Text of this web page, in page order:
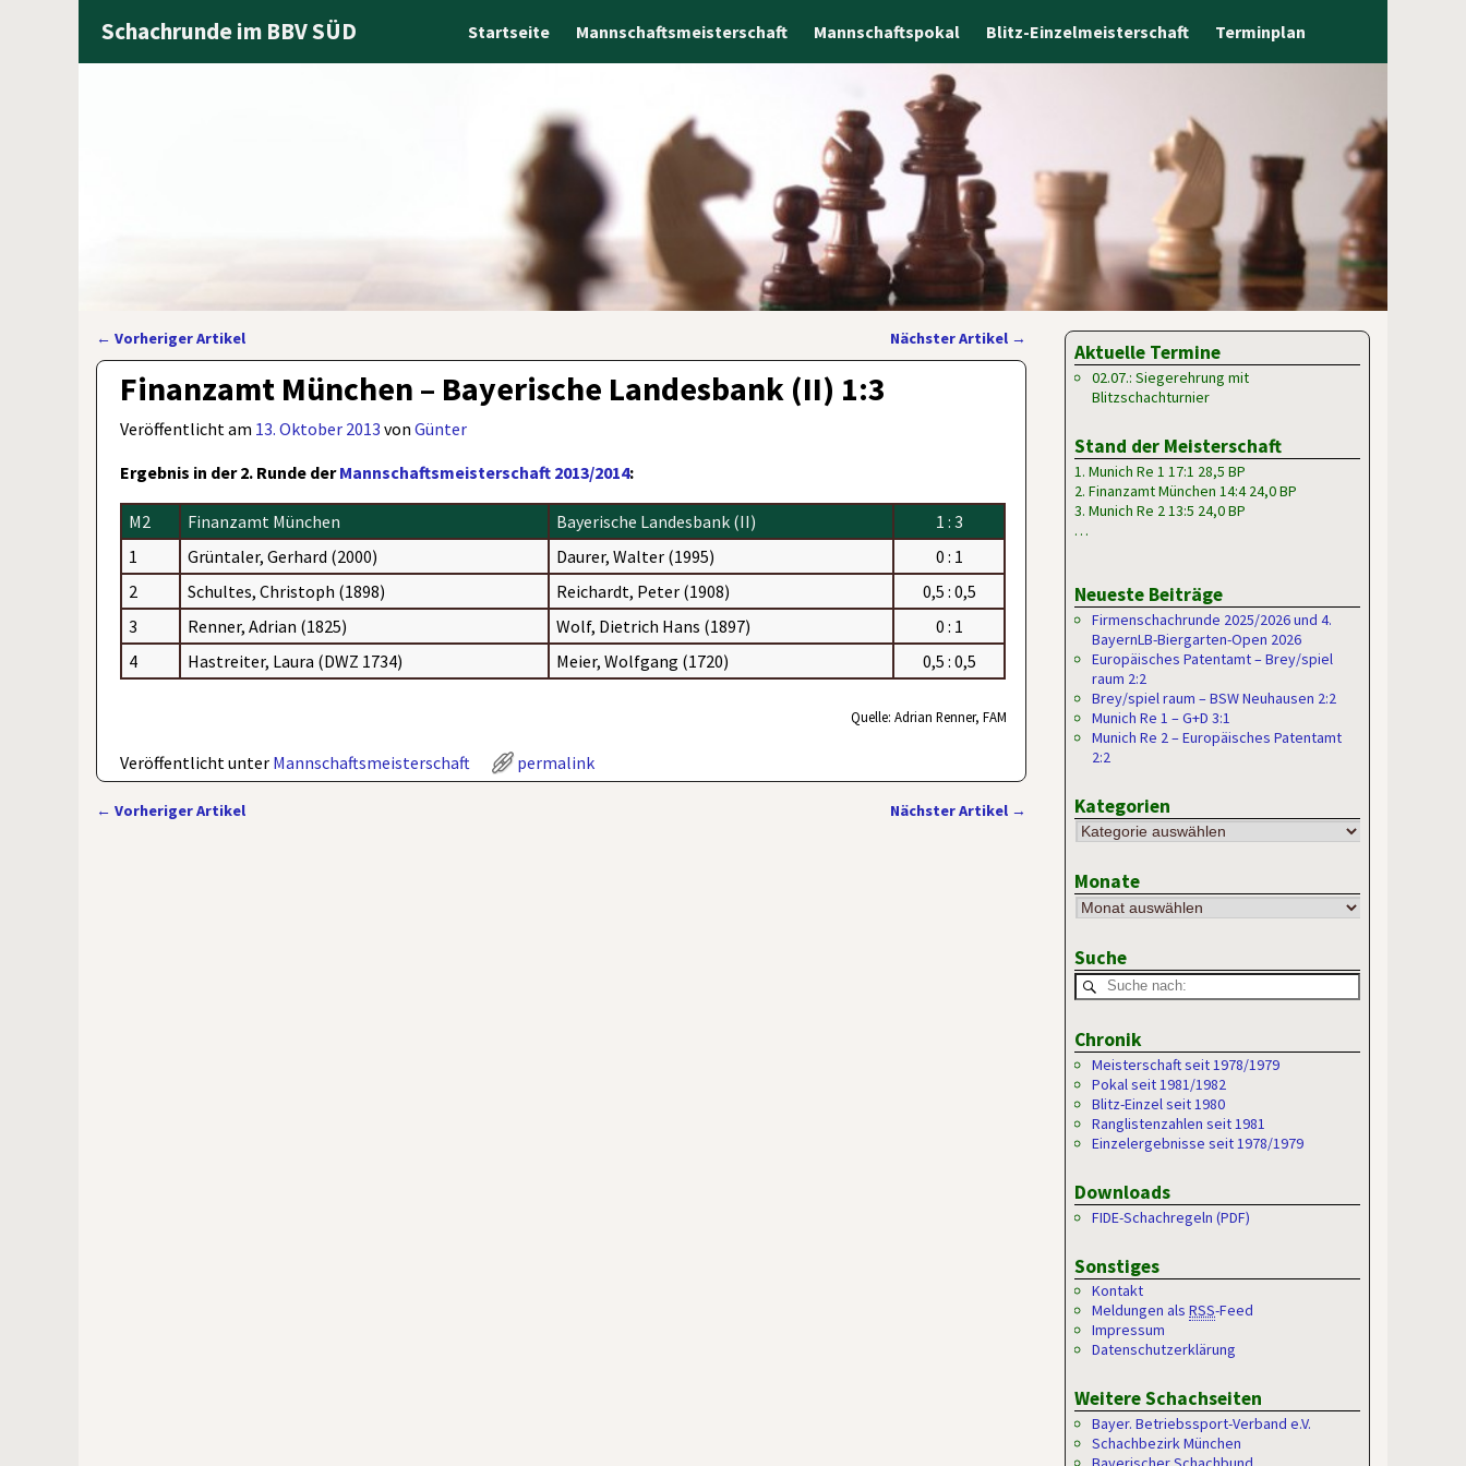
Schachrunde im BBV SÜD Startseite Mannschaftsmeisterschaft Mannschaftspokal Blitz-Einzelmeisterschaft Terminplan
Artikelnavigation
← Vorheriger Artikel Nächster Artikel →
Finanzamt München – Bayerische Landesbank (II) 1:3
Veröffentlicht am 13. Oktober 2013 vonGünter
Ergebnis in der 2. Runde derMannschaftsmeisterschaft 2013/2014:
M2 Finanzamt München Bayerische Landesbank (II)
1 : 3
1
Grüntaler, Gerhard (2000) Daurer, Walter (1995)
0 : 1
2
Schultes, Christoph (1898) Reichardt, Peter (1908)
0,5 : 0,5
3
Renner, Adrian (1825) Wolf, Dietrich Hans (1897)
0 : 1
4
Hastreiter, Laura (DWZ 1734) Meier, Wolfgang (1720) 0,5 : 0,5
Quelle: Adrian Renner, FAM
Veröffentlicht unter Mannschaftsmeisterschaft permalink
← Vorheriger Artikel Nächster Artikel →
Aktuelle Termine
02.07.: Siegerehrung mit
Blitzschachturnier
Stand der Meisterschaft
1. Munich Re 1 17:1 28,5 BP
2. Finanzamt München 14:4 24,0 BP
3. Munich Re 2 13:5 24,0 BP
…
Neueste Beiträge
Firmenschachrunde 2025/2026 und 4.
BayernLB-Biergarten-Open 2026
Europäisches Patentamt – Brey/spiel
raum 2:2
Brey/spiel raum – BSW Neuhausen 2:2
Munich Re 1 – G+D 3:1
Munich Re 2 – Europäisches Patentamt
2:2
Kategorien
Monate
Suche
Chronik
Meisterschaft seit 1978/1979
Pokal seit 1981/1982
Blitz-Einzel seit 1980
Ranglistenzahlen seit 1981
Einzelergebnisse seit 1978/1979
Downloads
FIDE-Schachregeln (PDF)
Sonstiges
Kontakt
Meldungen alsRSS-Feed
Impressum
Datenschutzerklärung
Weitere Schachseiten
Bayer. Betriebssport-Verband e.V.
Schachbezirk München